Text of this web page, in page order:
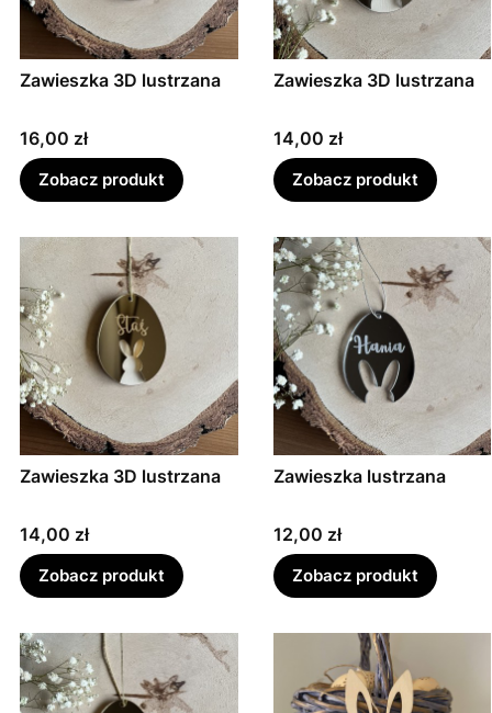
Zawieszka 3D lustrzana
Cena
16,00 zł
Zobacz produkt
Zawieszka 3D lustrzana
Cena
14,00 zł
Zobacz produkt
Zawieszka 3D lustrzana
Cena
14,00 zł
Zobacz produkt
Zawieszka lustrzana
Cena
12,00 zł
Zobacz produkt